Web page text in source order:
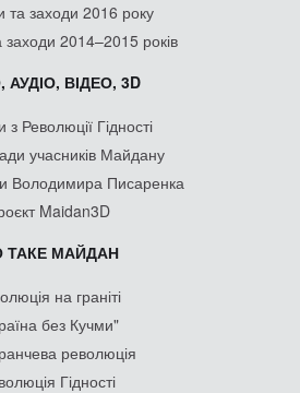
та заходи 2016 року
заходи 2014–2015 років
ВІДЕО, 3D
з Революції Гідності
учасників Майдану
Володимира Писаренка
Maidan3D
ТАКЕ МАЙДАН
на граніті
без Кучми"
революція
Гідності